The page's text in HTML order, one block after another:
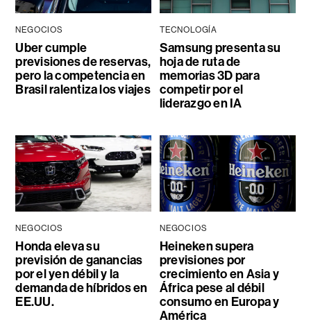
NEGOCIOS
Uber cumple
previsiones de reservas,
pero la competencia en
Brasil ralentiza los viajes
TECNOLOGÍA
Samsung presenta su
hoja de ruta de
memorias 3D para
competir por el
liderazgo en IA
NEGOCIOS
Honda eleva su
previsión de ganancias
por el yen débil y la
demanda de híbridos en
EE.UU.
NEGOCIOS
Heineken supera
previsiones por
crecimiento en Asia y
África pese al débil
consumo en Europa y
América